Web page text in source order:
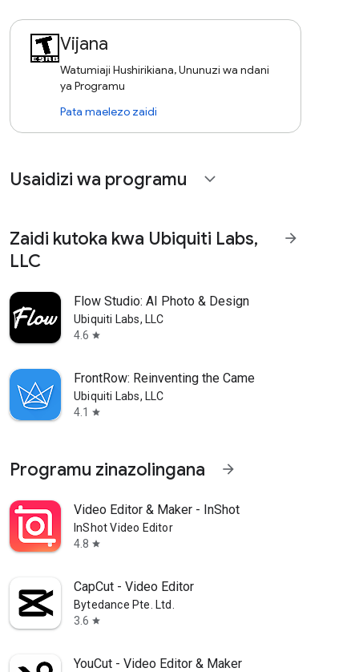
Vijana
Watumiaji Hushirikiana, Ununuzi wa ndani
ya Programu
Pata maelezo zaidi
Usaidizi wa programu expand_more
Zaidi kutoka kwa Ubiquiti Labs,
LLC
arrow_forward
Flow Studio: AI Photo & Design
Ubiquiti Labs, LLC
4.6 star
FrontRow: Reinventing the Came
Ubiquiti Labs, LLC
4.1
star
Programu zinazolingana arrow_forward
Video Editor & Maker - InShot
InShot Video Editor
4.8 star
CapCut - Video Editor
Bytedance Pte. Ltd.
3.6 star
YouCut - Video Editor & Maker